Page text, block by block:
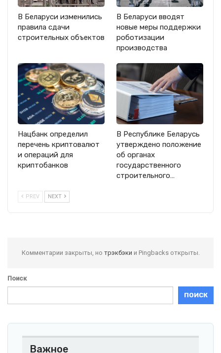
В Беларуси изменились
правила сдачи
строительных объектов
В Беларуси вводят
новые меры поддержки
роботизации
производства
Нацбанк определил
перечень криптовалют
и операций для
криптобанков
В Республике Беларусь
утверждено положение
об органах
государственного
строительного…
PREV NEXT
Комментарии закрыты, но трэкбэки и Pingbacks открыты.
Поиск
ПОИСК
Важное